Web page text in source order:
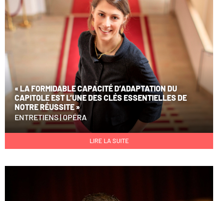
« LA FORMIDABLE CAPACITÉ D’ADAPTATION DU
CAPITOLE EST L’UNE DES CLÉS ESSENTIELLES DE
NOTRE RÉUSSITE »
ENTRETIENS|OPÉRA
LIRE LA SUITE